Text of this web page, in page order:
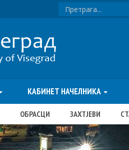
КАБИНЕТ НАЧЕЛНИКА
ОБРАСЦИ ЗАХТЈЕВИ